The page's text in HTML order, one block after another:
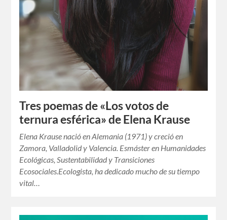
Tres poemas de «Los votos de
ternura esférica» de Elena Krause
Elena Krause nació en Alemania (1971) y creció en
Zamora, Valladolid y Valencia. Esmáster en Humanidades
Ecológicas, Sustentabilidad y Transiciones
Ecosociales.Ecologista, ha dedicado mucho de su tiempo
vital…